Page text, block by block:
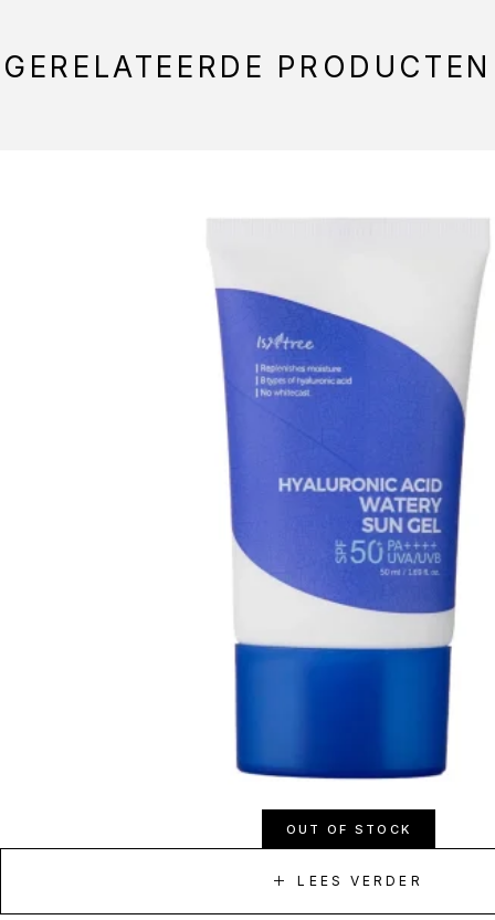
GERELATEERDE PRODUCTEN
OUT OF STOCK
LEES VERDER